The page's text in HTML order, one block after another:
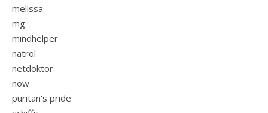
melissa
mg
mindhelper
natrol
netdoktor
now
puritan's pride